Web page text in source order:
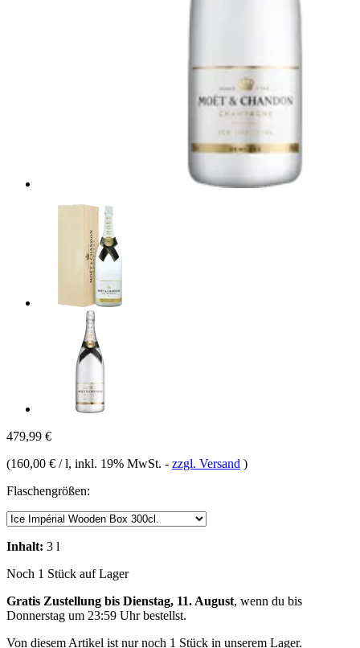
479,99 €
(160,00 € / l, inkl. 19% MwSt. - zzgl. Versand )
Flaschengrößen:
Inhalt: 3 l
Noch 1 Stück auf Lager
Gratis Zustellung bis Dienstag, 11. August, wenn du bis
Donnerstag um 23:59 Uhrbestellst.
Von diesem Artikel ist nur noch 1 Stück in unserem Lager.